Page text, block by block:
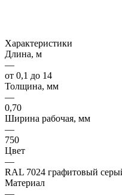
Характеристики
Длина, м
—
от 0,1 до 14
Толщина, мм
—
0,70
Ширина рабочая, мм
—
750
Цвет
—
RAL 7024 графитовый
Материал